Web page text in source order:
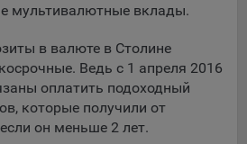
соответствующим образом
cookie, например
Analytics. Данные файлы cookie
том, как пользователь
Обществу вносить в них
мультивалютные вклады.
в валюте в Столине
Ведь с 1 апреля 2016
оплатить подоходный
которые получили от
он меньше 2 лет.